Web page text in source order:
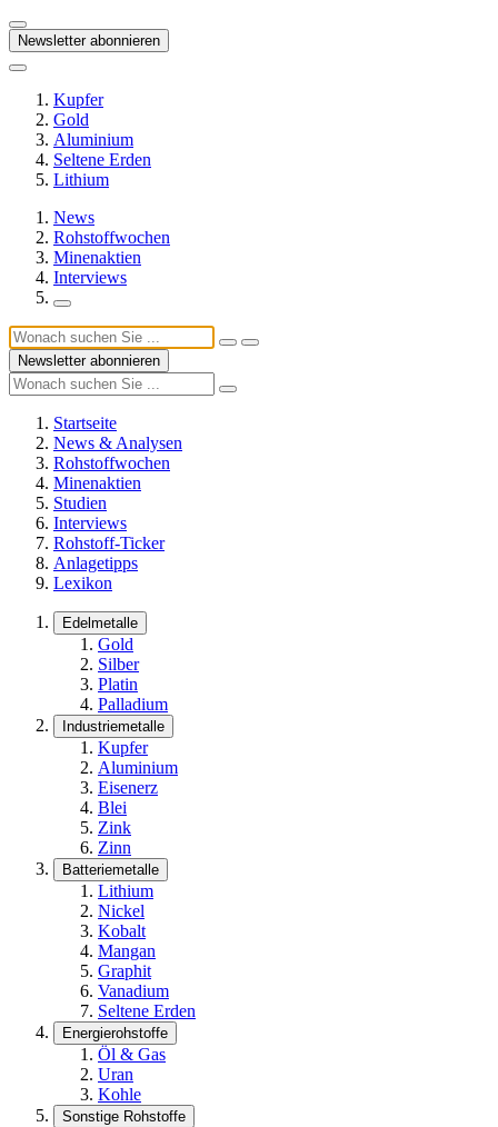
Newsletter abonnieren
Kupfer
Gold
Aluminium
Seltene Erden
Lithium
News
Rohstoffwochen
Minenaktien
Interviews
Newsletter abonnieren
Startseite
News & Analysen
Rohstoffwochen
Minenaktien
Studien
Interviews
Rohstoff-Ticker
Anlagetipps
Lexikon
Edelmetalle
Gold
Silber
Platin
Palladium
Industriemetalle
Kupfer
Aluminium
Eisenerz
Blei
Zink
Zinn
Batteriemetalle
Lithium
Nickel
Kobalt
Mangan
Graphit
Vanadium
Seltene Erden
Energierohstoffe
Öl & Gas
Uran
Kohle
Sonstige Rohstoffe